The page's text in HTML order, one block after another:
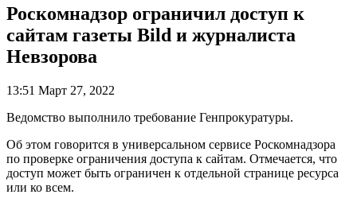
Роскомнадзор ограничил доступ к
сайтам газеты Bild и журналиста
Невзорова
13:51 Март 27, 2022
Ведомство выполнило требование Генпрокуратуры.
Об этом говорится в универсальном сервисе Роскомнадзора
по проверке ограничения доступа к сайтам. Отмечается, что
доступ может быть ограничен к отдельной странице ресурса
или ко всем.